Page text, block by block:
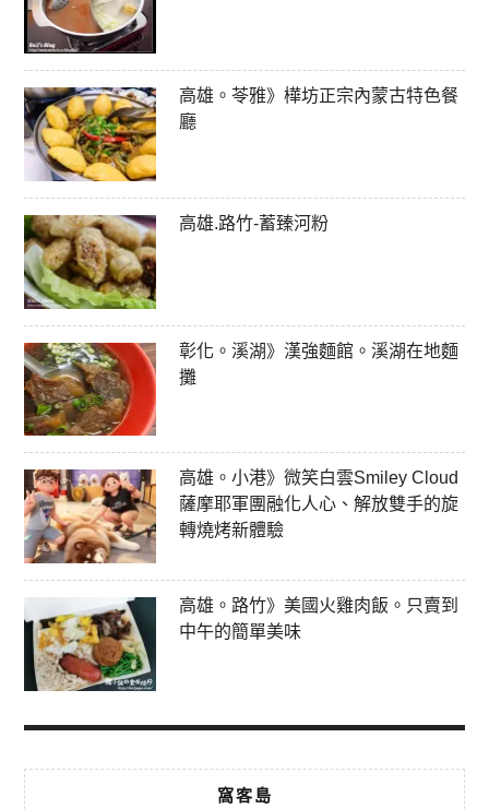
高雄。苓雅》樺坊正宗內蒙古特色餐
廳
高雄.路竹-蓄臻河粉
彰化。溪湖》漢強麵館。溪湖在地麵
攤
高雄。小港》微笑白雲Smiley Cloud
薩摩耶軍團融化人心、解放雙手的旋
轉燒烤新體驗
高雄。路竹》美國火雞肉飯。只賣到
中午的簡單美味
窩客島